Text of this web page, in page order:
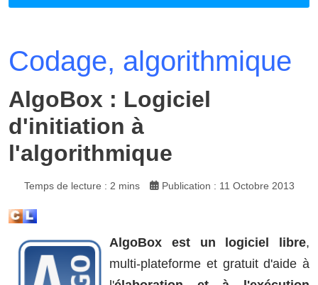
Codage, algorithmique
AlgoBox : Logiciel
d'initiation à
l'algorithmique
Temps de lecture : 2 mins Publication : 11 Octobre 2013
AlgoBox est un logiciel libre,
multi-plateforme et gratuit d'aide à